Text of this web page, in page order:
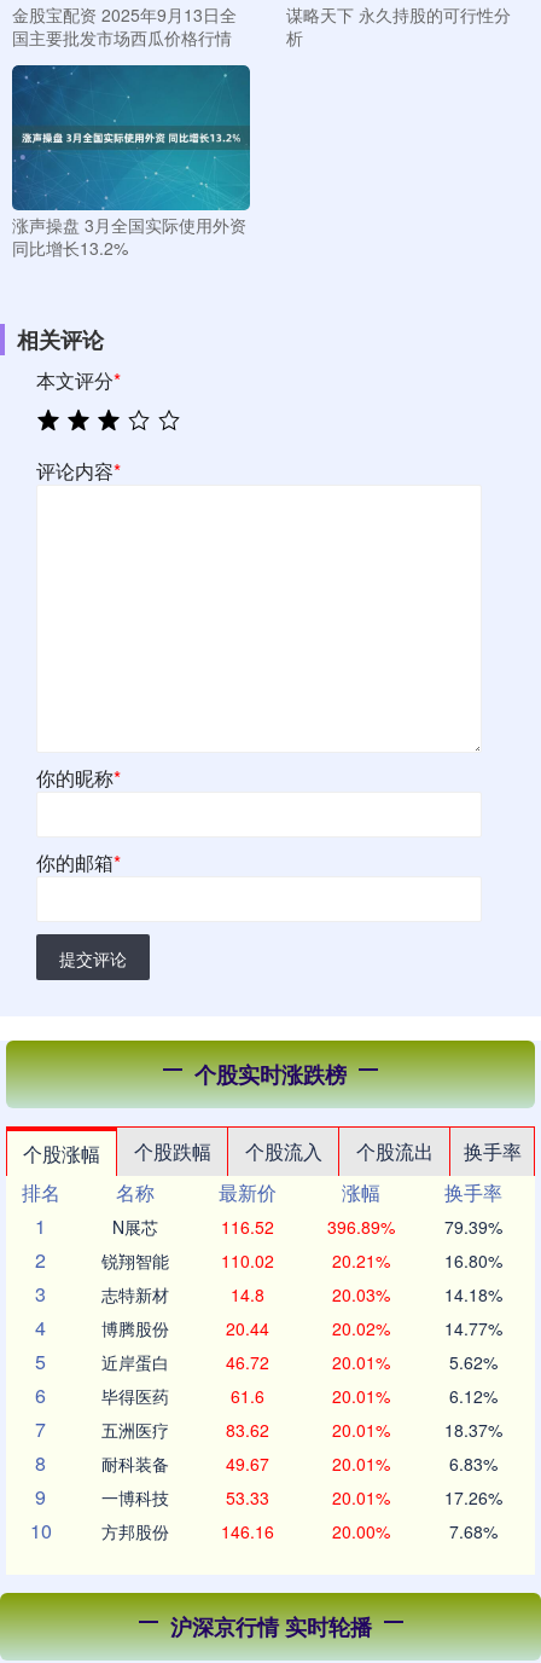
金股宝配资 2025年9月13日全
国主要批发市场西瓜价格行情
谋略天下 永久持股的可行性分
析
涨声操盘 3月全国实际使用外资
同比增长13.2%
相关评论
本文评分*
评论内容*
你的昵称*
你的邮箱*
提交评论
个股实时涨跌榜
个股涨幅 个股跌幅 个股流入 个股流出
换手率
排名
名称 最新价 涨幅
换手率
1
N展芯 116.52 396.89% 79.39%
2 锐翔智能 110.02 20.21% 16.80%
3 志特新材 14.8 20.03% 14.18%
4 博腾股份 20.44 20.02% 14.77%
5 近岸蛋白 46.72 20.01% 5.62%
6 毕得医药 61.6 20.01% 6.12%
7 五洲医疗 83.62 20.01% 18.37%
8 耐科装备 49.67 20.01% 6.83%
9 一博科技 53.33 20.01% 17.26%
10 方邦股份 146.16 20.00% 7.68%
沪深京行情 实时轮播